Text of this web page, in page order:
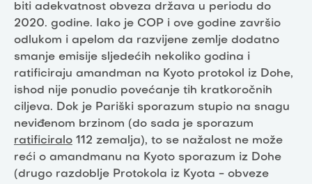
biti adekvatnost obveza država u periodu do
2020. godine. Iako je COP i ove godine završio
odlukom i apelom da razvijene zemlje dodatno
smanje emisije sljedećih nekoliko godina i
ratificiraju amandman na Kyoto protokol iz Dohe,
ishod nije ponudio povećanje tih kratkoročnih
ciljeva. Dok je Pariški sporazum stupio na snagu
neviđenom brzinom (do sada je sporazum
ratificiralo 112 zemalja), to se nažalost ne može
reći o amandmanu na Kyoto sporazum iz Dohe
(drugo razdoblje Protokola iz Kyota - obveze